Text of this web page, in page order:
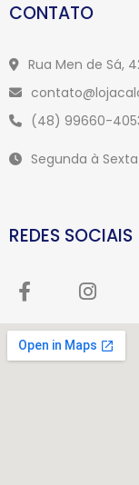
CONTATO
Rua Men de Sá,
(48) 99660-
Segunda à Sexta
REDES SOCIAIS